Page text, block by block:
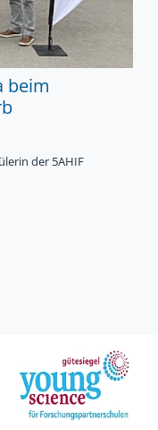
beim
der 5AHIF